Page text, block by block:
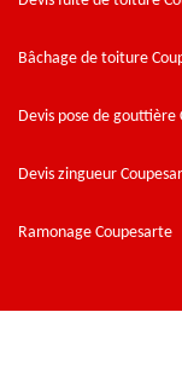
Bâchage de toiture
Devis pose de gouttière
Devis zingueur
Ramonage Coupesarte